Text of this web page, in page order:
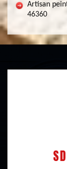
Artisan
46360